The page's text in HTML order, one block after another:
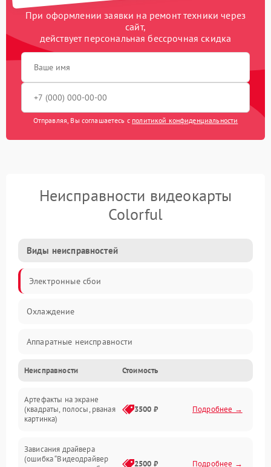
При оформлении заявки на ремонт техники через
сайт,
действует персональная бессрочная скидка
Отправляя, Вы соглашаетесь с политикой конфиденциальности
Неисправности видеокарты
Colorful
Виды неисправностей
Электронные сбои
Охлаждение
Аппаратные неисправности
Перегрев и термопроблемы
Видео
Интерфейсные и коммуникационные проблемы
Неисправности Стоимость
Артефакты на экране
(квадраты, полосы, рваная
картинка)
3500 ₽ Подробнее →
Зависания драйвера
(ошибка “Видеодрайвер
2500 ₽ Подробнее →